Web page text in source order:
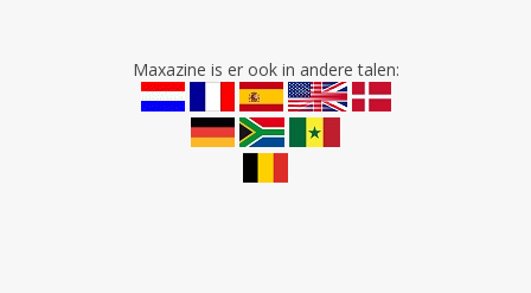
Maxazine is er ook in andere talen: